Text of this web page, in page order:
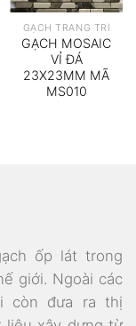
GẠCH TRANG TRÍ
GẠCH MOSAIC
VỈ ĐÁ
23X23MM MÃ
MS010
ốp lát trong
giới. Ngoài các
còn đưa ra thị